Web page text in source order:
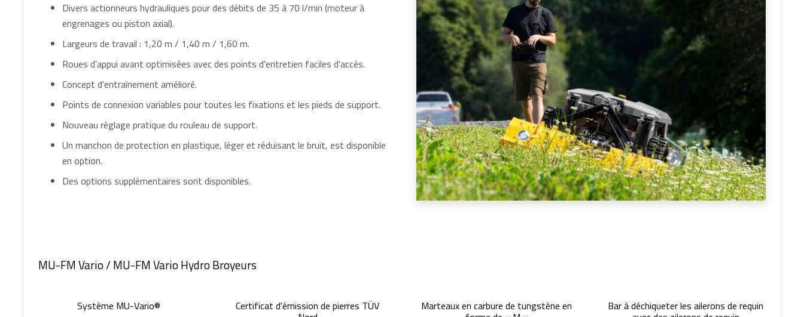
Divers actionneurs hydrauliques pour des débits de 35 à 70 l/min (moteur à
engrenages ou piston axial).
Largeurs de travail : 1,20 m / 1,40 m / 1,60 m.
Roues d'appui avant optimisées avec des points d'entretien faciles d'accès.
Concept d'entraînement amélioré.
Points de connexion variables pour toutes les fixations et les pieds de support.
Nouveau réglage pratique du rouleau de support.
Un manchon de protection en plastique, léger et réduisant le bruit, est disponible
en option.
Des options supplémentaires sont disponibles.
MU-FM Vario / MU-FM Vario Hydro Broyeurs
Système MU-Vario® Certificat d'émission de pierres TÜV Marteaux en carbure de tungstène en Bar à déchiqueter les ailerons de requin